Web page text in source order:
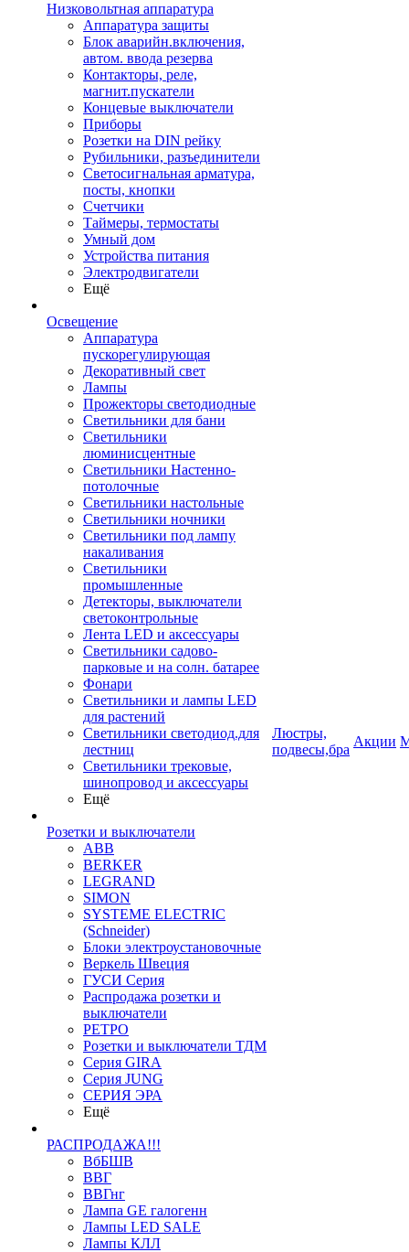
Низковольтная аппаратура
Аппаратура защиты
Блок аварийн.включения,
автом. ввода резерва
Контакторы, реле,
магнит.пускатели
Концевые выключатели
Приборы
Розетки на DIN рейку
Рубильники, разъединители
Светосигнальная арматура,
посты, кнопки
Счетчики
Таймеры, термостаты
Умный дом
Устройства питания
Электродвигатели
Ещё
Освещение
Аппаратура
пускорегулирующая
Декоративный свет
Лампы
Прожекторы светодиодные
Светильники для бани
Светильники
люминисцентные
Светильники Настенно-
потолочные
Светильники настольные
Светильники ночники
Светильники под лампу
накаливания
Светильники
промышленные
Детекторы, выключатели
светоконтрольные
Лента LED и аксессуары
Светильники садово-
парковые и на солн. батарее
Фонари
Светильники и лампы LED
для растений
Светильники светодиод.для
лестниц
Светильники трековые,
шинопровод и аксессуары
Ещё
Розетки и выключатели
ABB
BERKER
LEGRAND
SIMON
SYSTEME ELECTRIC
(Schneider)
Блоки электроустановочные
Веркель Швеция
ГУСИ Серия
Распродажа розетки и
выключатели
РЕТРО
Розетки и выключатели ТДМ
Серия GIRA
Серия JUNG
СЕРИЯ ЭРА
Ещё
РАСПРОДАЖА!!!
ВбБШВ
ВВГ
ВВГнг
Лампа GE галогенн
Лампы LED SALE
Лампы КЛЛ
Люстры,
подвесы,бра
Акции